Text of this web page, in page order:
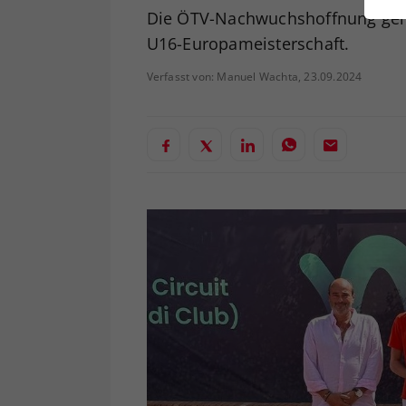
Die ÖTV-Nachwuchshoffnung
U16-Europameisterschaft.
Verfasst von: Manuel Wachta, 23.09.2024